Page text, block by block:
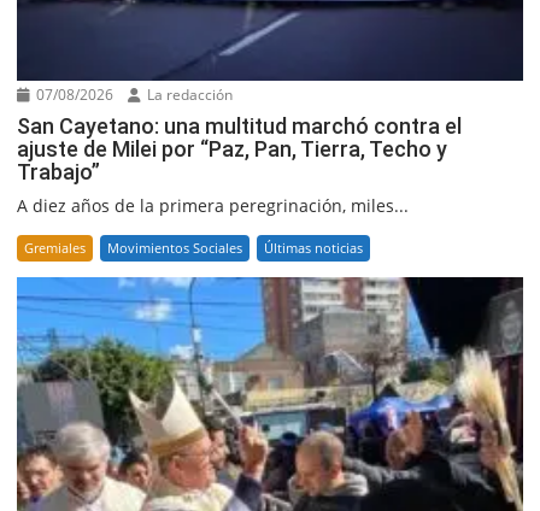
07/08/2026 La redacción
San Cayetano: una multitud marchó contra el
ajuste de Milei por “Paz, Pan, Tierra, Techo y
Trabajo”
A diez años de la primera peregrinación, miles...
Gremiales Movimientos Sociales Últimas noticias